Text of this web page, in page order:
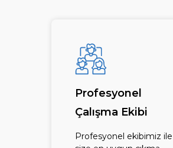
Profesyonel
Çalışma Ekibi
Profesyonel ekibimiz ile